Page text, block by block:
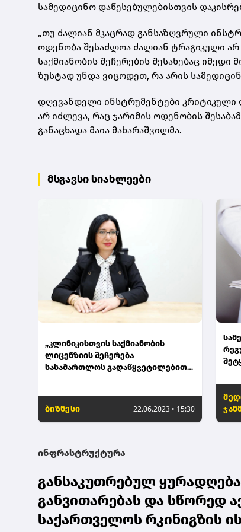
სამედიცინო დაწესებულებისთვის
„თუ ძალიან მკაცრად განსაზღვრული
ოდენობა შესაძლოა ძალიან ტრაგიკული
საქმიანობის შეჩერების შესახებაც
ზუსტად უნდა ვიცოდეთ, რა არის
დღევანდელი ინსტრუმენტები კრიტიკული
არ იძლევა, რაც ჯარიმის ოდენობის
განაცხადა მაია მახარაშვილმა.
მსგავსი სიახლეები
„კლინიკისთვის საქმიანობის
ლიცენზიის შეჩერება
სასამართლოს გადაწყვეტილებით
შორის ურთიერთობას უფრო
მოქნილს გახდის“ - ეკა
ბიზნესი 22.06.2023 • 15:30
ინფრასტრუქტურა
განსაკუთრებულ
განვითარებას და სწორედ
საქართველოს რკინიგზის